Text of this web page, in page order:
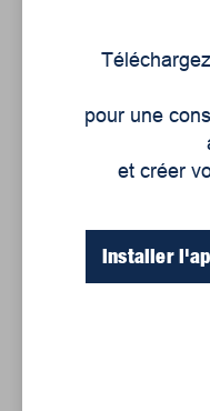
répertoire des
le fonds du
Division des
nationales du
Truffy, « La
du Québec à
Vol. 27, no. 25, 7
Truffy, « La
exécutions au
pour une
et créer
Installer